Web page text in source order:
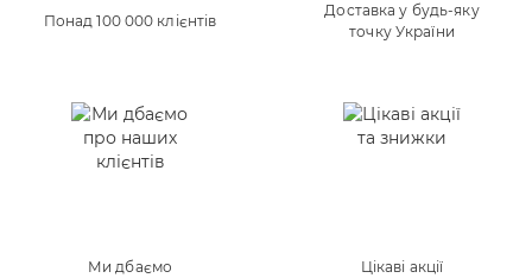
Понад 100 000 клієнтів
Доставка у будь-яку
точку України
Ми дбаємо
Цікаві акції